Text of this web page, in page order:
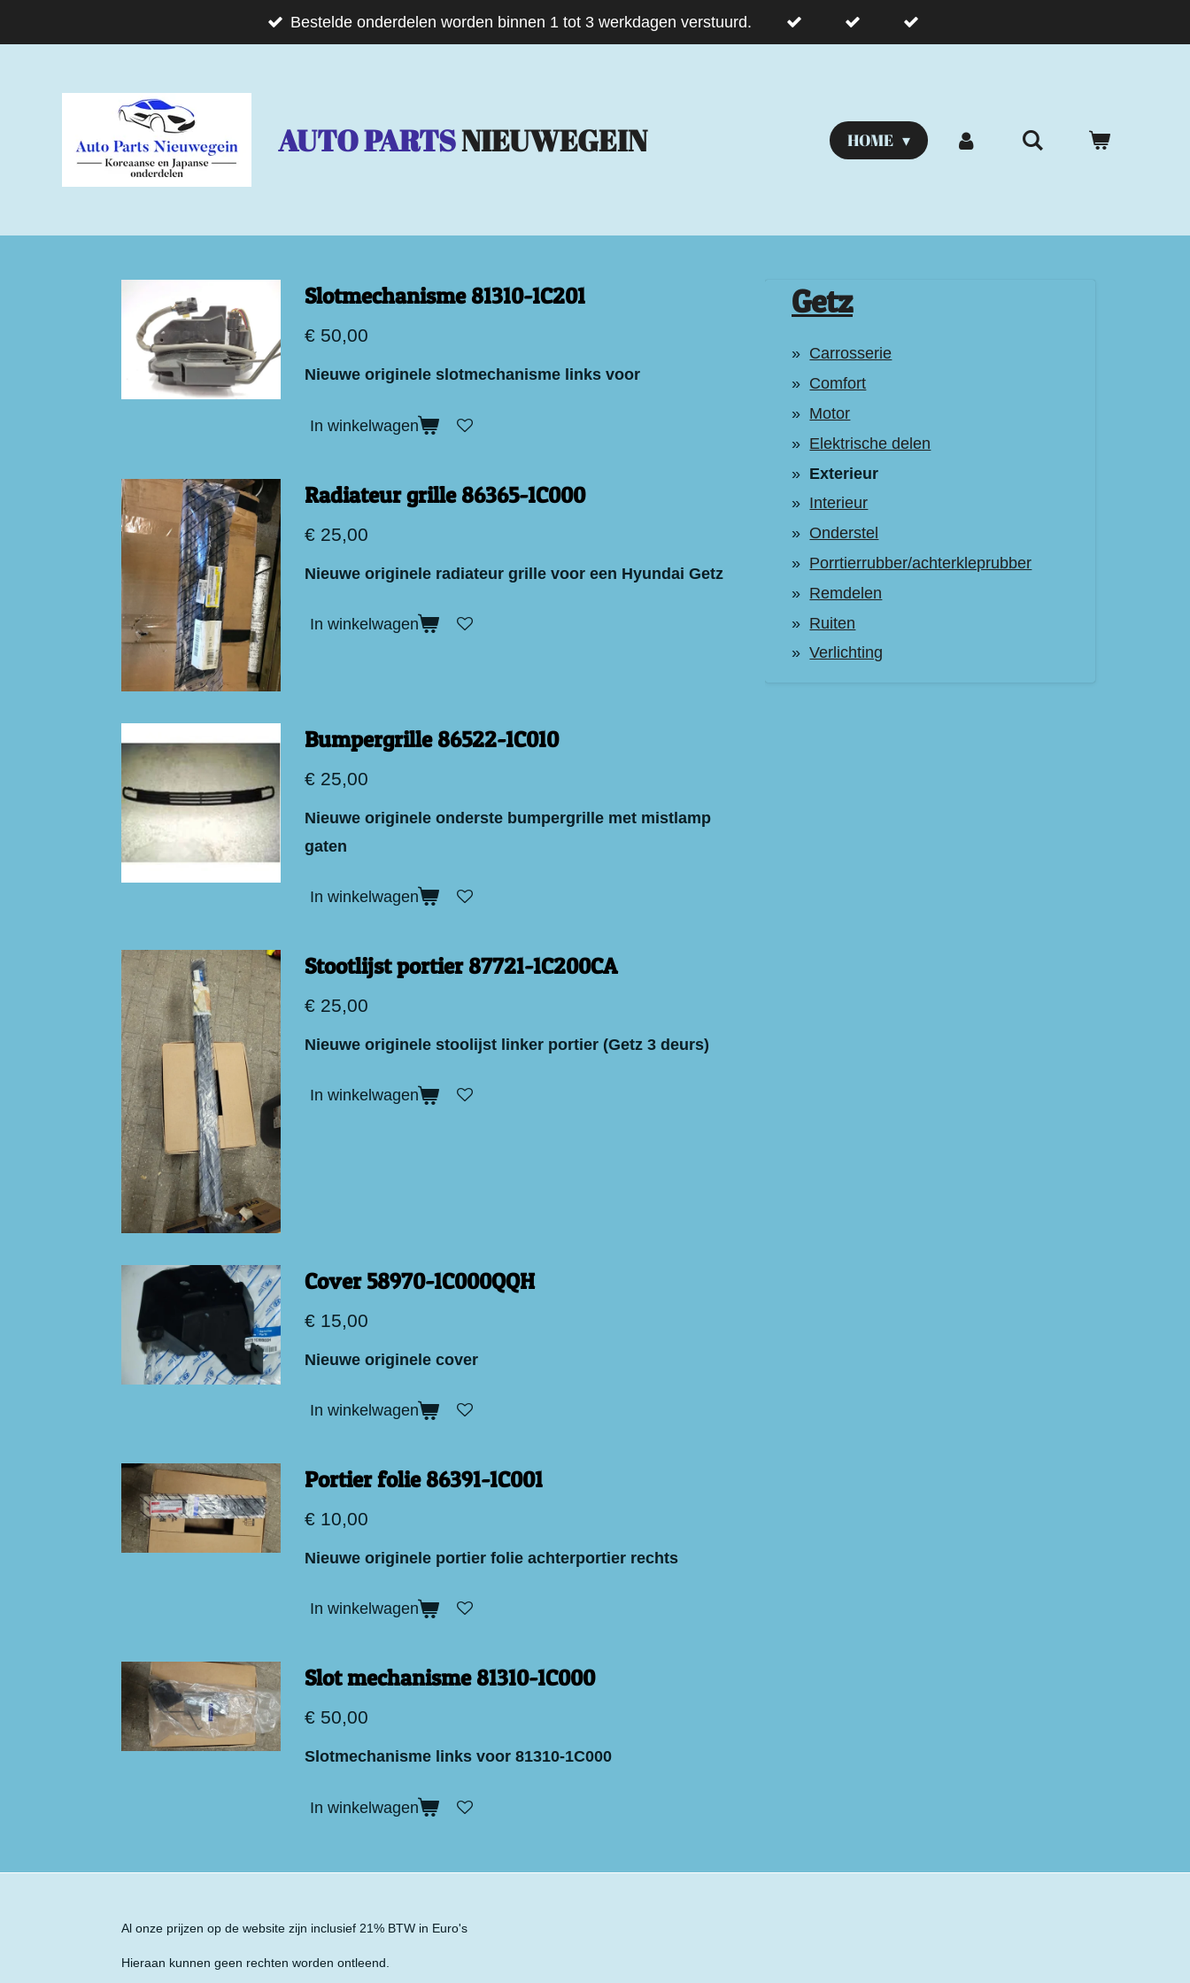
Bestelde onderdelen worden binnen 1 tot 3 werkdagen verstuurd.
AUTO PARTSNIEUWEGEIN HOME
Slotmechanisme 81310-1C201
€ 50,00
Nieuwe originele slotmechanisme links voor
In winkelwagen
Radiateur grille 86365-1C000
€ 25,00
Nieuwe originele radiateur grille voor een Hyundai Getz
In winkelwagen
Bumpergrille 86522-1C010
€ 25,00
Nieuwe originele onderste bumpergrille met mistlamp
gaten
In winkelwagen
Stootlijst portier 87721-1C200CA
€ 25,00
Nieuwe originele stoolijst linker portier (Getz 3 deurs)
In winkelwagen
Cover 58970-1C000QQH
€ 15,00
Nieuwe originele cover
In winkelwagen
Portier folie 86391-1C001
€ 10,00
Nieuwe originele portier folie achterportier rechts
In winkelwagen
Slot mechanisme 81310-1C000
€ 50,00
Slotmechanisme links voor 81310-1C000
In winkelwagen
Getz
Carrosserie
Comfort
Motor
Elektrische delen
Exterieur
Interieur
Onderstel
Porrtierrubber/achterkleprubber
Remdelen
Ruiten
Verlichting
Al onze prijzen op de website zijn inclusief 21% BTW in Euro's
Hieraan kunnen geen rechten worden ontleend.